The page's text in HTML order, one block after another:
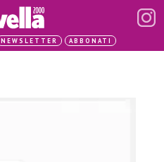
NEWSLETTER ABBONATI